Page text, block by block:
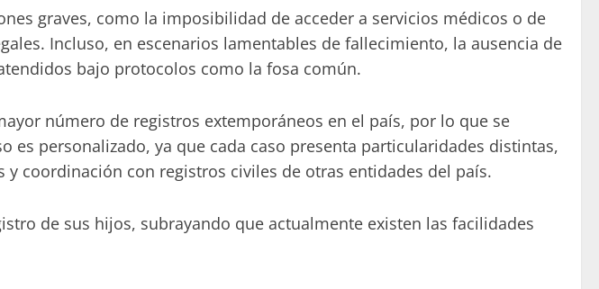
graves, como la imposibilidad de acceder a servicios médicos o de
Incluso, en escenarios lamentables de fallecimiento, la ausencia de
bajo protocolos como la fosa común.
número de registros extemporáneos en el país, por lo que se
personalizado, ya que cada caso presenta particularidades distintas,
coordinación con registros civiles de otras entidades del país.
de sus hijos, subrayando que actualmente existen las facilidades